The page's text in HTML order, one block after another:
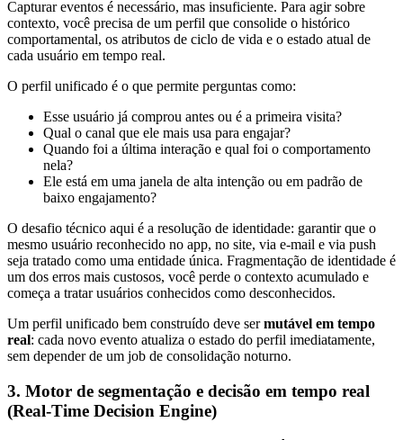
Capturar eventos é necessário, mas insuficiente. Para agir sobre
contexto, você precisa de um perfil que consolide o histórico
comportamental, os atributos de ciclo de vida e o estado atual de
cada usuário em tempo real.
O perfil unificado é o que permite perguntas como:
Esse usuário já comprou antes ou é a primeira visita?
Qual o canal que ele mais usa para engajar?
Quando foi a última interação e qual foi o comportamento
nela?
Ele está em uma janela de alta intenção ou em padrão de
baixo engajamento?
O desafio técnico aqui é a resolução de identidade: garantir que o
mesmo usuário reconhecido no app, no site, via e-mail e via push
seja tratado como uma entidade única. Fragmentação de identidade é
um dos erros mais custosos, você perde o contexto acumulado e
começa a tratar usuários conhecidos como desconhecidos.
Um perfil unificado bem construído deve sermutável em tempo
real: cada novo evento atualiza o estado do perfil imediatamente,
sem depender de um job de consolidação noturno.
3. Motor de segmentação e decisão em tempo real
(Real-Time Decision Engine)